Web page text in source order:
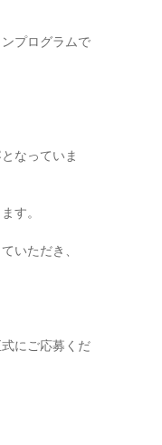
プログラムで
なっていま
す。
いただき、
にご応募くだ